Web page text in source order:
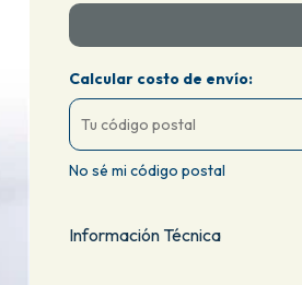
Calcular costo de envío:
No sé mi código postal
Información Técnica